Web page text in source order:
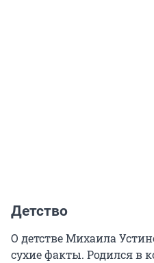
Детство
О детстве Михаила
сухие факты. Родился в